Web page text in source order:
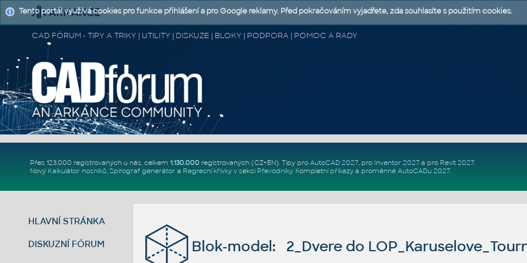
CAD FÓRUM - TIPY A TRIKY | UTILITY | DISKUZE | BLOKY | PODPORA | POMOC A RADY
Přes 123.000 registrovaných u nás, celkem 1.130.000registrovaných (CZ+EN). Tipy pro AutoCAD 2027, pro Inventor 2027a pro Revit 2027.
Nový Kalkulátor nosníků, Spirograf generátor a Regresní křivkyv sekci Převodníky. Kompletní příkazya proměnné AutoCADu 2027.
HLAVNÍ STRÁNKA
DISKUZNÍ FÓRUM Blok-model: 2_Dvere do
Tento portál využívá cookies pro funkce přihlášení a pro Google reklamy. Před pokračováním vyjadřete, zda souhlasíte s použitím cookies.